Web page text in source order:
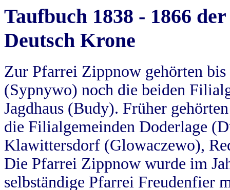
Taufbuch 1838 - 1866
Deutsch Krone
Zur Pfarrei Zippnow gehörten
(Sypnywo) noch die beiden
Jagdhaus (Budy). Früher
die Filialgemeinden Doderlage
Klawittersdorf (Glowaczewo),
Die Pfarrei Zippnow wurde im
selbständige Pfarrei Freudenfier